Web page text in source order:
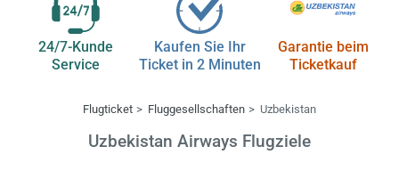
24/7-Kunde
Service
Kaufen Sie Ihr
Ticket in 2 Minuten
Garantie beim
Ticketkauf
Flugticket Fluggesellschaften Uzbekistan
Uzbekistan Airways Flugziele